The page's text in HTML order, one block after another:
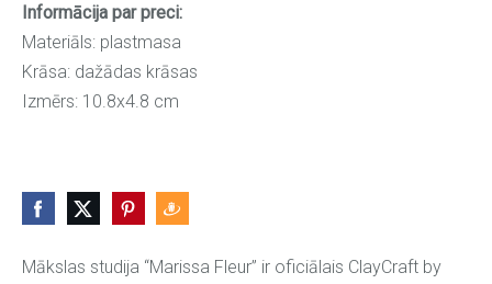
Mākslas studija “Marissa Fleur” ir oficiālais ClayCraft by
Informācija par preci:
Materiāls: plastmasa
Krāsa: dažādas krāsas
Izmērs: 10.8x4.8 cm